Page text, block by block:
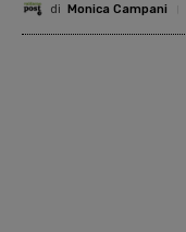
di Monica Campani